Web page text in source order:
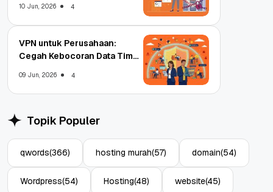
10 Jun, 2026 4
VPN untuk Perusahaan:
Cegah Kebocoran Data Tim
09 Jun, 2026 4
Topik Populer
qwords(366) hosting murah(57) domain(54)
Wordpress(54) Hosting(48) website(45)